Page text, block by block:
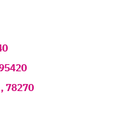
,78270